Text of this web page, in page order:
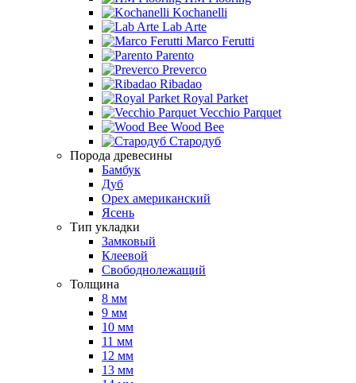
Kochanelli
Lab Arte
Marco Ferutti
Parento
Preverco
Ribadao
Royal Parket
Vecchio Parquet
Wood Bee
Стародуб
Порода древесины
Бамбук
Дуб
Орех американский
Ясень
Тип укладки
Замковый
Клеевой
Свободнолежащий
Толщина
8 мм
9 мм
10 мм
11 мм
12 мм
13 мм